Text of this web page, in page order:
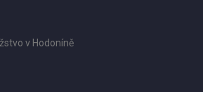
v Hodoníně